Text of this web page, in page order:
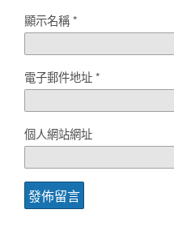
顯示名稱*
電子郵件地址*
個人網站網址